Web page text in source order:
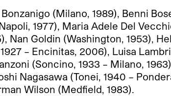
(Milano, 1989), Benni
1977), Maria Adele Del
Nan Goldin (Washington, 1953),
– Encinitas, 2006), Luisa
(Soncino, 1933 – Milano,
Nagasawa (Tonei, 1940 –
Wilson (Medfield, 1983).